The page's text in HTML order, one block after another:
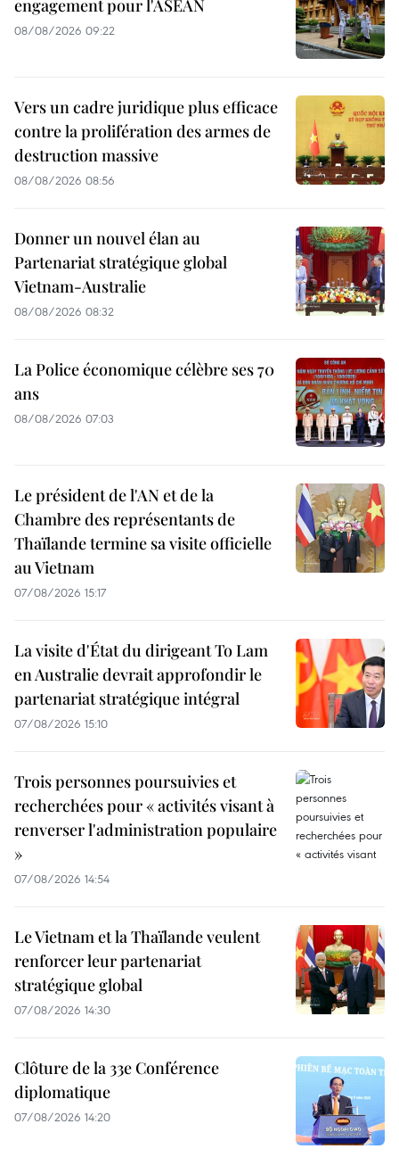
engagement pour l'ASEAN
08/08/2026 09:22
Vers un cadre juridique plus efficace
contre la prolifération des armes de
destruction massive
08/08/2026 08:56
Donner un nouvel élan au
Partenariat stratégique global
Vietnam-Australie
08/08/2026 08:32
La Police économique célèbre ses 70
ans
08/08/2026 07:03
Le président de l'AN et de la
Chambre des représentants de
Thaïlande termine sa visite officielle
au Vietnam
07/08/2026 15:17
La visite d'État du dirigeant To Lam
en Australie devrait approfondir le
partenariat stratégique intégral
07/08/2026 15:10
Trois personnes poursuivies et
recherchées pour « activités visant à
renverser l'administration populaire
»
07/08/2026 14:54
Le Vietnam et la Thaïlande veulent
renforcer leur partenariat
stratégique global
07/08/2026 14:30
Clôture de la 33e Conférence
diplomatique
07/08/2026 14:20